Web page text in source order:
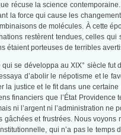
récuse la science
la force qui cause les
de molécules. À cette
restèrent tendues, celles qui
étaient porteuses de terribles
se développa au XIX° siècle fut
d’abolir le népotisme et le
la justice et le fit dans une certaine
financiers que l’État Providence
ni l’argent ni l’administration ne
gâchées et frustrées. Nous voyons
qui n’a pas le temps